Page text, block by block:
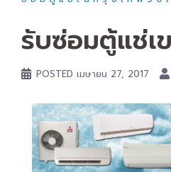
รับซ่อมตู้แช่เ
POSTED เมษายน 27, 2017